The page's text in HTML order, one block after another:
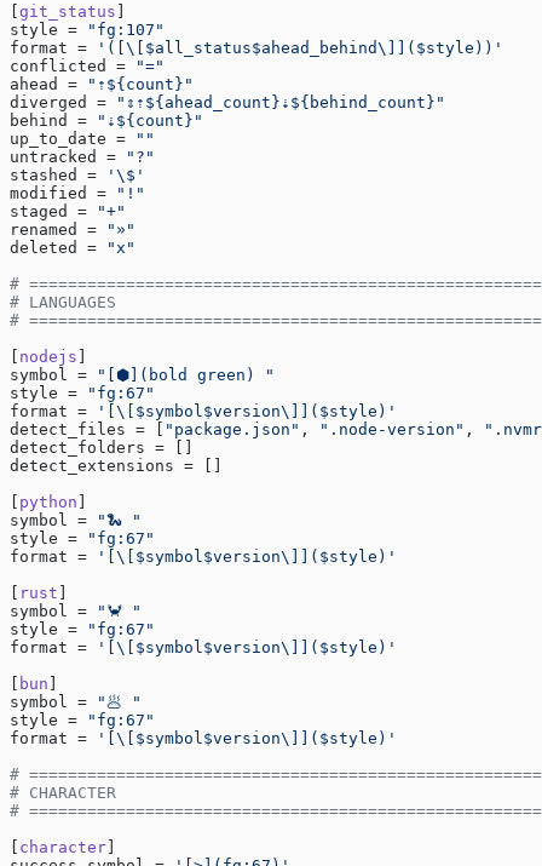
git_status
style =
"fg:107"
format =
'([\[$all_status$ahead_behind\]]($style))'
conflicted =
"="
ahead =
"⇡${count}"
diverged =
"⇕⇡${ahead_count}⇣${behind_count}"
behind =
"⇣${count}"
up_to_date =
""
untracked =
"?"
stashed =
'\$'
modified =
"!"
staged =
"+"
renamed =
"»"
deleted =
"x"
#
# LANGUAGES
#
nodejs
symbol =
"[⬢](bold green) "
style =
"fg:67"
format =
'[\[$symbol$version\]]($style)'
detect_files = [
"package.json" , ".node-version" ,
detect_folders = []
detect_extensions = []
python
symbol =
"🐍 "
style =
"fg:67"
format =
'[\[$symbol$version\]]($style)'
rust
symbol =
"🦀 "
style =
"fg:67"
format =
'[\[$symbol$version\]]($style)'
bun
symbol =
"🥟 "
style =
"fg:67"
format =
'[\[$symbol$version\]]($style)'
#
# CHARACTER
#
character